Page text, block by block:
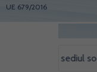
pentru sediul social:
UE 679/2016